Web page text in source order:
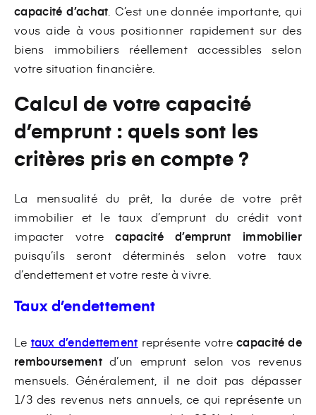
capacité d’achat . C’est une donnée importante, qui
vous aide à vous positionner rapidement sur des
biens immobiliers réellement accessibles selon
votre situation financière.
Calcul de votre capacité
d’emprunt : quels sont les
critères pris en compte ?
La mensualité du prêt, la durée de votre prêt
immobilier et le taux d’emprunt du crédit vont
impacter votrecapacité d’emprunt immobilier
puisqu’ils seront déterminés selon votre taux
d’endettement et votre reste à vivre.
Taux d’endettement
Le taux d’endettement représente votrecapacité de
remboursementd’un emprunt selon vos revenus
mensuels. Généralement, il ne doit pas dépasser
1/3 des revenus nets annuels, ce qui représente un